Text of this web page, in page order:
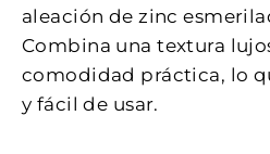
aleación de zinc
Combina una textura
comodidad práctica, lo
y fácil de usar.